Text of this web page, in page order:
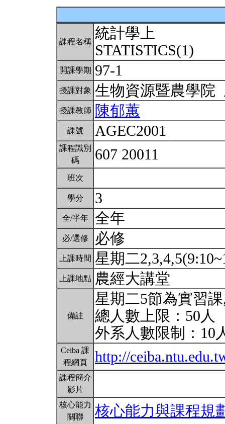
課程名稱 統計學上
STATISTICS(1)
開課學期 97-1
授課對象 生物資源暨農學
授課教師 陳郁蕙
課號 AGEC2001
課程識別
碼
607 20011
班次
學分 3
全/半年 全年
必/選修 必修
上課時間 星期二
上課地點 農經大講堂
備註
星期二5節為實習
總人數上限：50人
外系人數限制：10
Ceiba 課
程網頁
http://
課程簡介
影片
核心能力
關聯
核心能力與課程規